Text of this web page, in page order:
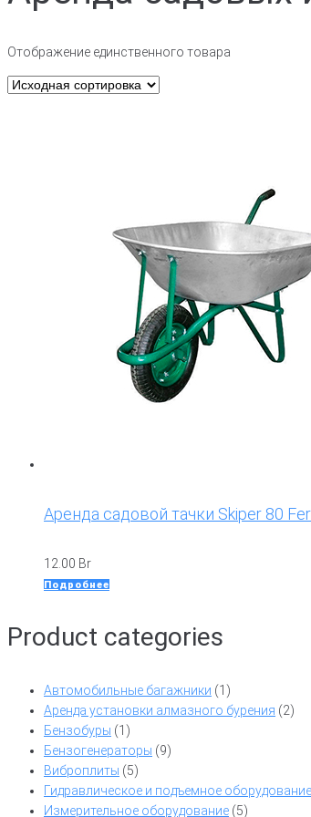
Отображение единственного товара
Аренда садовой тачки Skiper 80
12.00 Br
Подробнее
Product categories
Автомобильные багажники (1)
Аренда установки алмазного бурения (2)
Бензобуры (1)
Бензогенераторы (9)
Виброплиты (5)
Гидравлическое и подъемное оборудование
Измерительное оборудование (5)